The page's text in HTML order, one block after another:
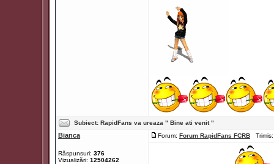
Subiect: RapidFans va ureaza " Bine ati venit "
Bianca
Răspunsuri: 376
Vizualizări: 12504262
Forum: Forum RapidFans FCRB